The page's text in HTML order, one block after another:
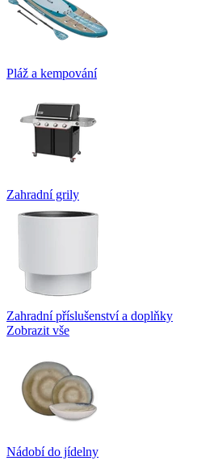
Pláž a kempování
Zahradní grily
Zahradní příslušenství a doplňky
Zobrazit vše
Nádobí do jídelny